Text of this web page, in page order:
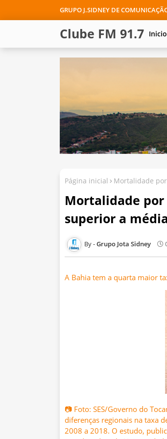
GRUPO J.SIDNEY DE
Clube FM 91.7 Inicio
Página inicial Mortalidade
Mortalidade por
superior a
Grupo Jota Sidney
A Bahia tem a quarta maior
📷 Foto: SES/Governo do
diferenças regionais na taxa
2008 a 2018. O estudo,